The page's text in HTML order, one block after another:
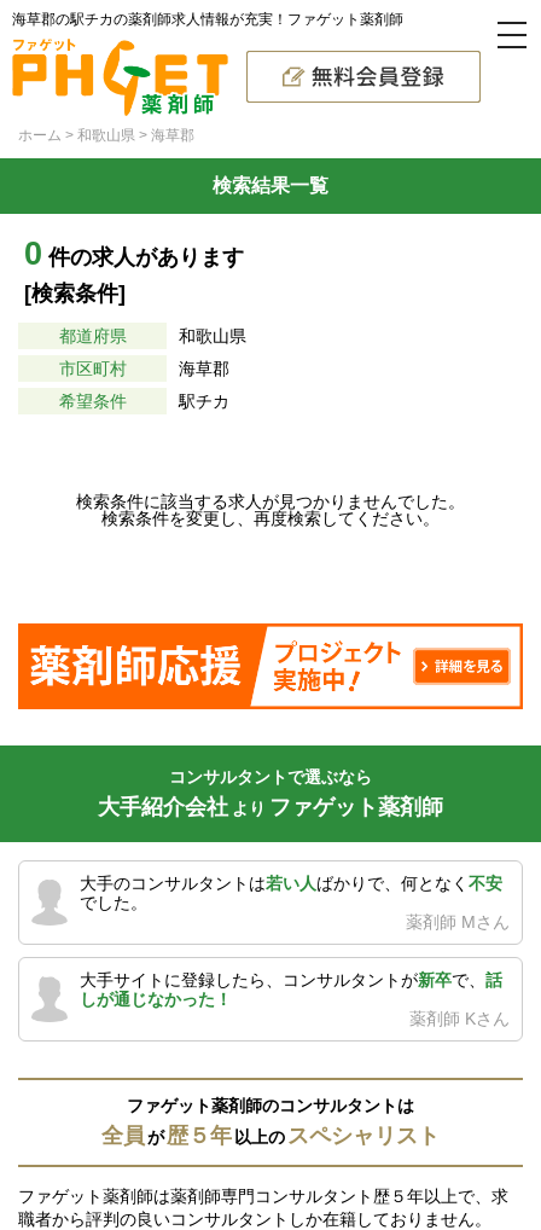
海草郡の駅チカの薬剤師求人情報が充実！ファゲット薬剤師
ホーム 和歌山県 海草郡
検索結果一覧
0 件の求人があります
[検索条件]
都道府県
和歌山県
市区町村
海草郡
希望条件
駅チカ
検索条件に該当する求人が見つかりませんでした。
検索条件を変更し、再度検索してください。
コンサルタントで選ぶなら
大手紹介会社 より ファゲット薬剤師
大手のコンサルタントは若い人ばかりで、何となく 不安
でした。
薬剤師 Mさん
大手サイトに登録したら、コンサルタントが新卒で、 話
しが通じなかった！
薬剤師 Kさん
ファゲット薬剤師のコンサルタントは
全員が歴５年 以上の スペシャリスト
ファゲット薬剤師は薬剤師専門コンサルタント歴５年以上で、求
職者から評判の良いコンサルタントしか在籍しておりません。